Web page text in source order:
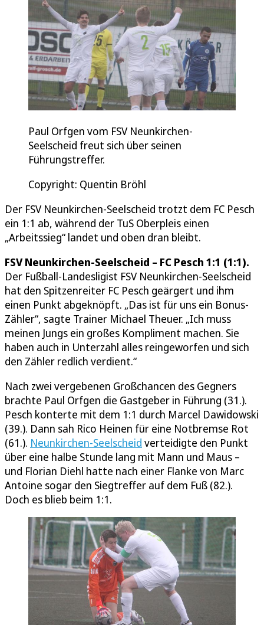
Paul Orfgen vom FSV Neunkirchen-
Seelscheid freut sich über seinen
Führungstreffer.
Copyright: Quentin Bröhl
Der FSV Neunkirchen-Seelscheid trotzt dem FC Pesch
ein 1:1 ab, während der TuS Oberpleis einen
„Arbeitssieg“ landet und oben dran bleibt.
FSV Neunkirchen-Seelscheid – FC Pesch 1:1 (1:1).
Der Fußball-Landesligist FSV Neunkirchen-Seelscheid
hat den Spitzenreiter FC Pesch geärgert und ihm
einen Punkt abgeknöpft. „Das ist für uns ein Bonus-
Zähler“, sagte Trainer Michael Theuer. „Ich muss
meinen Jungs ein großes Kompliment machen. Sie
haben auch in Unterzahl alles reingeworfen und sich
den Zähler redlich verdient.“
Nach zwei vergebenen Großchancen des Gegners
brachte Paul Orfgen die Gastgeber in Führung (31.).
Pesch konterte mit dem 1:1 durch Marcel Dawidowski
(39.). Dann sah Rico Heinen für eine Notbremse Rot
(61.). Neunkirchen-Seelscheid verteidigte den Punkt
über eine halbe Stunde lang mit Mann und Maus –
und Florian Diehl hatte nach einer Flanke von Marc
Antoine sogar den Siegtreffer auf dem Fuß (82.).
Doch es blieb beim 1:1.